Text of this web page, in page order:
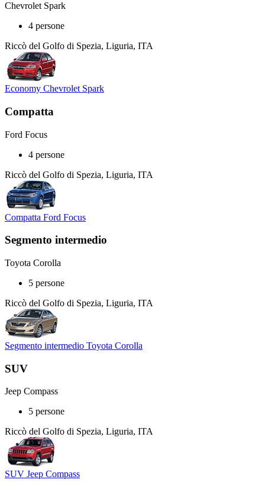
Chevrolet Spark
4 persone
Riccò del Golfo di Spezia, Liguria, ITA
Economy Chevrolet Spark
Compatta
Ford Focus
4 persone
Riccò del Golfo di Spezia, Liguria, ITA
Compatta Ford Focus
Segmento intermedio
Toyota Corolla
5 persone
Riccò del Golfo di Spezia, Liguria, ITA
Segmento intermedio Toyota Corolla
SUV
Jeep Compass
5 persone
Riccò del Golfo di Spezia, Liguria, ITA
SUV Jeep Compass